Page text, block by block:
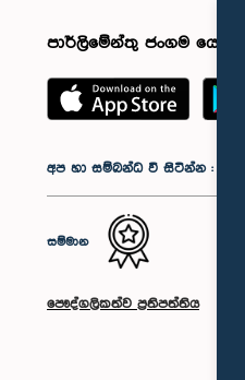
පාර්ලිමේන්තු ජංගම යෙදුම
අප හා සම්බන්ධ වී සිටින්න :
සම්මාන
පෞද්ගලිකත්ව ප්‍රතිපත්තිය